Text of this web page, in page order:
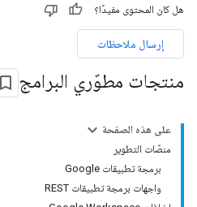
هل كان المحتوى مفيدًا؟
إرسال ملاحظات
منتجات مطوّري البرامج
على هذه الصفحة
منصّات التطوير
برمجة تطبيقات Google
واجهات برمجة تطبيقات REST